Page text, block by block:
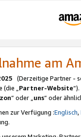
am
(Derzeitige Partner -
(die „Partner-Website
“ oder „uns“ oder
zur Verfügung :Englisch,